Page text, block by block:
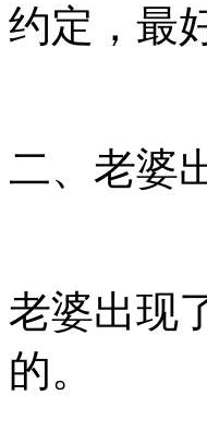
约定，最
二、老婆
老婆出现
的。